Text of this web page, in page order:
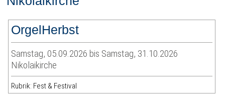
OrgelHerbst
Samstag, 05.09.2026 bis Samstag, 31.10.2026
Nikolaikirche
Rubrik: Fest & Festival